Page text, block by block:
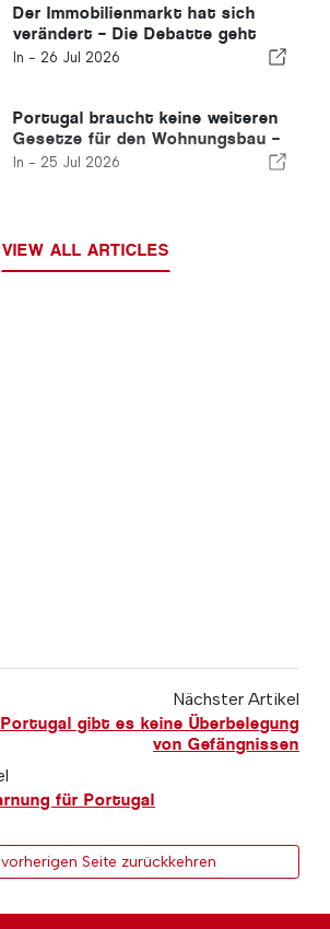
Der Immobilienmarkt hat sich
verändert – Die Debatte geht
weiter wie schon in der
In - 26 Jul 2026
Portugal braucht keine weiteren
Gesetze für den Wohnungsbau –
es muss Taten folgen lassen!
In - 25 Jul 2026
VIEW ALL ARTICLES
Nächster Artikel
gibt es keine Überbelegung
von Gefängnissen
für Portugal
Seite zurückkehren